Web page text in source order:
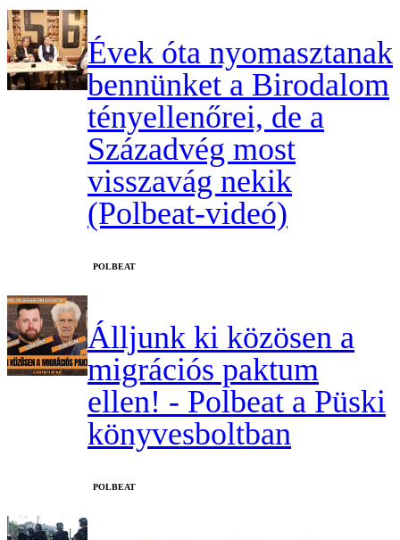
Évek óta nyomasztanak
bennünket a Birodalom
tényellenőrei, de a
Századvég most
visszavág nekik
(Polbeat-videó)
‎POLBEAT
Álljunk ki közösen a
migrációs paktum
ellen! - Polbeat a Püski
könyvesboltban
‎POLBEAT